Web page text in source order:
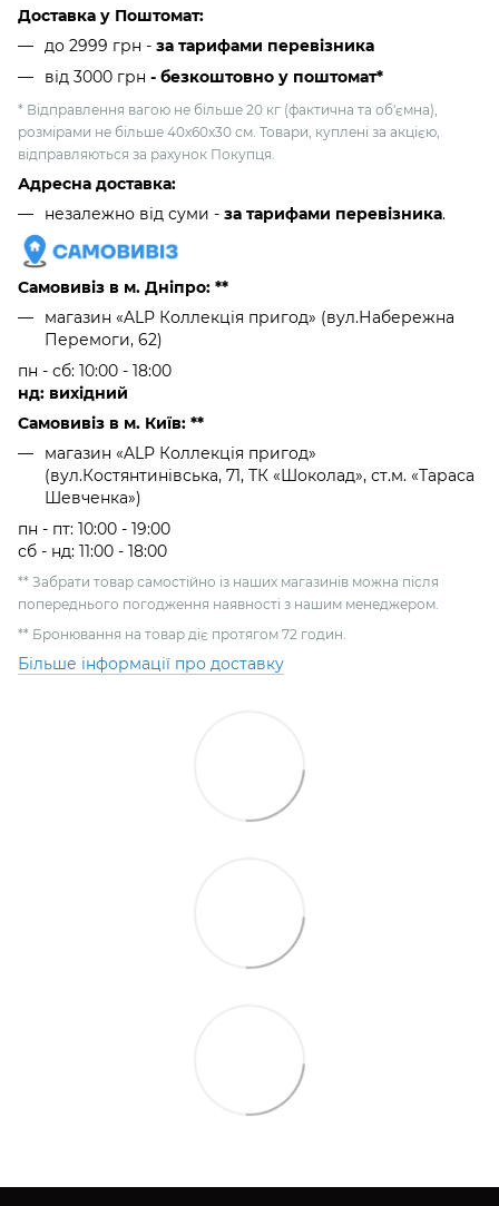
Доставка у Поштомат:
до 2999 грн - за тарифами перевізника
від 3000 грн - безкоштовно у поштомат*
* Відправлення вагою не більше 20 кг (фактична та об'ємна),
розмірами не більше 40х60х30 см. Товари, куплені за акцією,
відправляються за рахунок Покупця.
Адресна доставка:
незалежно від суми - за тарифами перевізника.
Самовивіз в м. Дніпро: **
магазин «ALP Коллекція пригод» (вул.Набережна
Перемоги, 62)
пн - сб: 10:00 - 18:00
нд: вихідний
Самовивіз в м. Київ: **
магазин «ALP Коллекція пригод»
(вул.Костянтинівська, 71, ТК «Шоколад», ст.м. «Тараса
Шевченка»)
пн - пт: 10:00 - 19:00
сб - нд: 11:00 - 18:00
** Забрати товар самостійно із наших магазинів можна після
попереднього погодження наявності з нашим менеджером.
** Бронювання на товар діє протягом 72 годин.
Більше інформації про доставку